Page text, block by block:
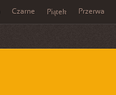
Czarne Piątek Przerwa